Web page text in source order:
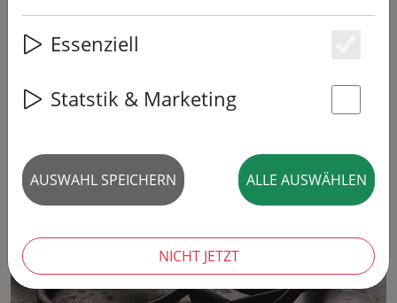
Essenziell
Statstik & Marketing
AUSWAHL SPEICHERN ALLE AUSWÄHLEN
NICHT JETZT